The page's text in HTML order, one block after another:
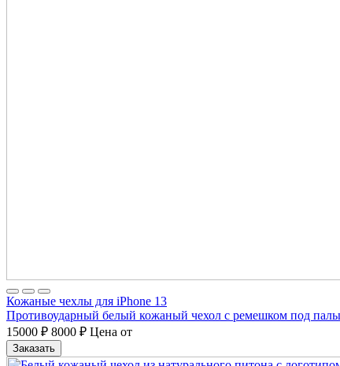
Кожаные чехлы для iPhone 13
Противоударный белый кожаный чехол с ремешком под
15000 ₽ 8000 ₽ Цена от
Заказать